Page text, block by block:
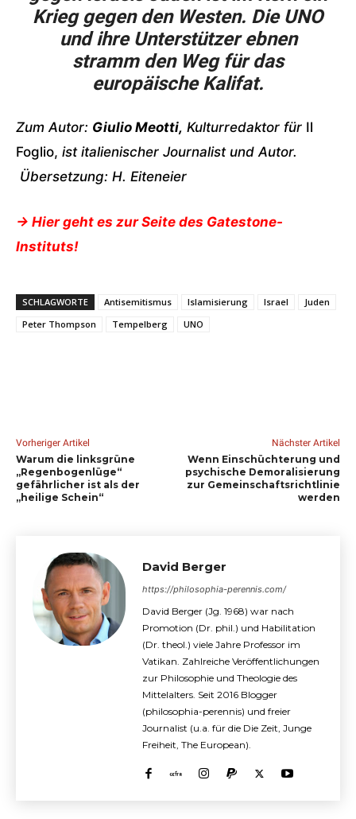
Krieg gegen den Westen. Die UNO
und ihre Unterstützer ebnen
stramm den Weg für das
europäische Kalifat.
Zum Autor: Giulio Meotti, Kulturredaktor für Il
Foglio, ist italienischer Journalist und Autor.
Übersetzung: H. Eiteneier
-> Hier geht es zurSeite des Gatestone-
Instituts!
SCHLAGWORTE Antisemitismus Islamisierung Israel
Juden
Peter Thompson
Tempelberg UNO
Vorheriger Artikel
Warum die linksgrüne
„Regenbogenlüge“
gefährlicher ist als der
„heilige Schein“
Nächster Artikel
Wenn Einschüchterung und
psychische Demoralisierung
zur Gemeinschaftsrichtlinie
werden
David Berger
https://philosophia-perennis.com/
David Berger (Jg. 1968) war nach
Promotion (Dr. phil.) und Habilitation
(Dr. theol.) viele Jahre Professor im
Vatikan. Zahlreiche Veröffentlichungen
zur Philosophie und Theologie des
Mittelalters. Seit 2016 Blogger
(philosophia-perennis) und freier
Journalist (u.a. für die Die Zeit, Junge
Freiheit, The European).